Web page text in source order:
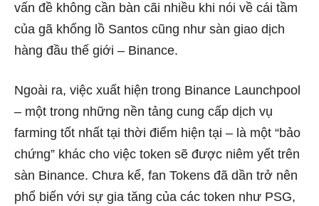
vấn đề không cần bàn cãi nhiều khi nói về cái tầm
của gã khổng lồ Santos cũng như sàn giao dịch
hàng đầu thế giới – Binance.
Ngoài ra, việc xuất hiện trong Binance Launchpool
– một trong những nền tảng cung cấp dịch vụ
farming tốt nhất tại thời điểm hiện tại – là một “bảo
chứng” khác cho việc token sẽ được niêm yết trên
sàn Binance. Chưa kể, fan Tokens đã dần trở nên
phổ biến với sự gia tăng của các token như PSG,